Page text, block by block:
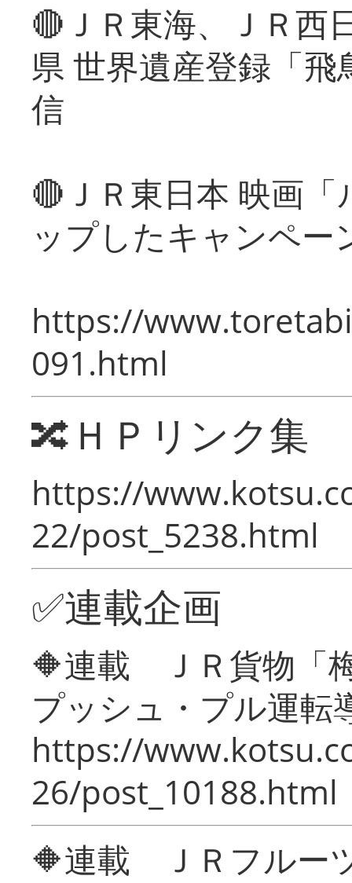
🔴ＪＲ東海、ＪＲ西
県 世界遺産登録「
信
🔴ＪＲ東日本 映画
ップしたキャンペー
https://
091.html
🔀ＨＰリンク集
https://
22/post_5238.html
✅連載企画
🔶連載 ＪＲ貨物「
プッシュ・プル運転
https://
26/post_10188.html
🔶連載 ＪＲフルー